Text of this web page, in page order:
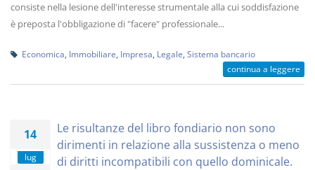
consiste nella lesione dell'interesse strumentale alla cui soddisfazione
è preposta l'obbligazione di "facere" professionale...
Economica Immobiliare Impresa Legale Sistema bancario
continua a leggere
14
lug
Le risultanze del libro fondiario non sono
dirimenti in relazione alla sussistenza o meno
di diritti incompatibili con quello dominicale.